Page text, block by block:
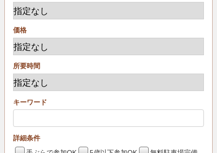
価格
所要時間
キーワード
詳細条件